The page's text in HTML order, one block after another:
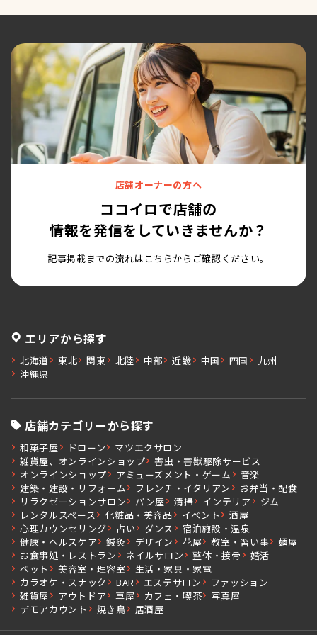
店舗オーナーの方へ
ココイロで店舗の
情報を発信をしていきませんか？
記事掲載までの流れはこちらからご確認ください。
エリアから探す
北海道 東北 関東 北陸 中部 近畿 中国 四国
九州
沖縄県
店舗カテゴリーから探す
和菓子屋 ドローン
マツエクサロン
雑貨屋、オンラインショップ
害虫・害獣駆除サービス
オンラインショップ
アミューズメント・ゲーム
音楽
建築・建設・リフォーム
フレンチ・イタリアン
お弁当・配食
リラクゼーションサロン
パン屋 清掃 インテリア
ジム
レンタルスペース
化粧品・美容品 イベント
酒屋
心理カウンセリング
占い ダンス
宿泊施設・温泉
健康・ヘルスケア
鍼灸 デザイン 花屋 教室・習い事
麺屋
お食事処・レストラン
ネイルサロン 整体・接骨
婚活
ペット
美容室・理容室
生活・家具・家電
カラオケ・スナック
BAR エステサロン
ファッション
雑貨屋
アウトドア 車屋 カフェ・喫茶
写真屋
デモアカウント
焼き鳥 居酒屋